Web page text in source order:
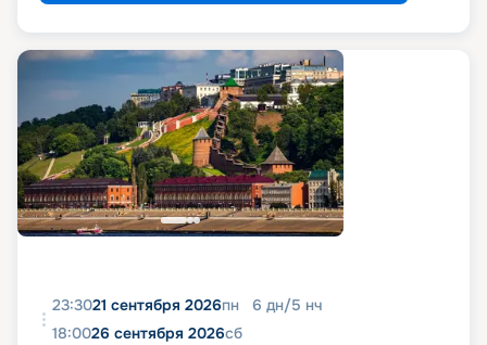
23:3021 сентября 2026пн 6 дн/5 нч
18:0026 сентября 2026сб